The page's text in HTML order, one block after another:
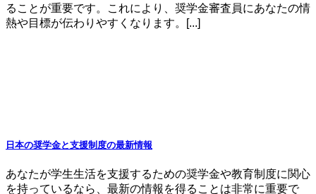
ることが重要です。これにより、奨学金審査員にあなたの情
熱や目標が伝わりやすくなります。[...]
日本の奨学金と支援制度の最新情報
あなたが学生生活を支援するための奨学金や教育制度に関心
を持っているなら、最新の情報を得ることは非常に重要で